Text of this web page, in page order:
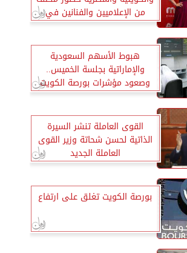
من الإعلاميين والفنانين في
العرض الخاص لفيلم 90 يوم
هبوط الأسهم السعودية
والإماراتية بجلسة الخميس..
وصعود مؤشرات بورصة الكويت
القوى العاملة تنشر السيرة
الذاتية لحسن شحاتة وزير القوى
العاملة الجديد
بورصة الكويت تغلق على ارتفاع